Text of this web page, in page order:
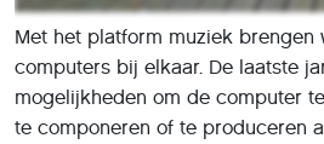
Met het platform muziek brengen
computers bij elkaar. De laatste
mogelijkheden om de computer
te componeren of te produceren